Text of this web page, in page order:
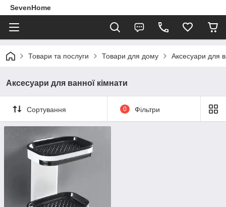
SevenHome
Товари та послуги Товари для дому Аксесуари для
Аксесуари для ванної кімнати
Сортування 0 Фільтри